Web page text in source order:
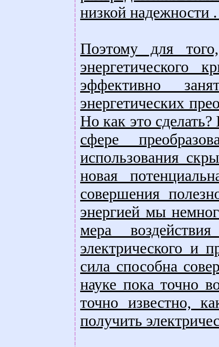
низкой надежности
Поэтому для
энергетического
эффективно
энергетических
Но как это
сфере
использования
новая
совершения
энергией мы
мера
электрического и
сила способна
науке пока точно
точно известно,
получить